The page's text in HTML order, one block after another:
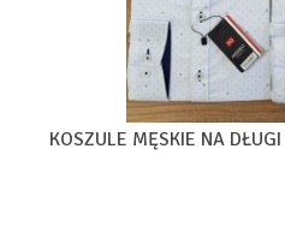
KOSZULE MĘSKIE NA